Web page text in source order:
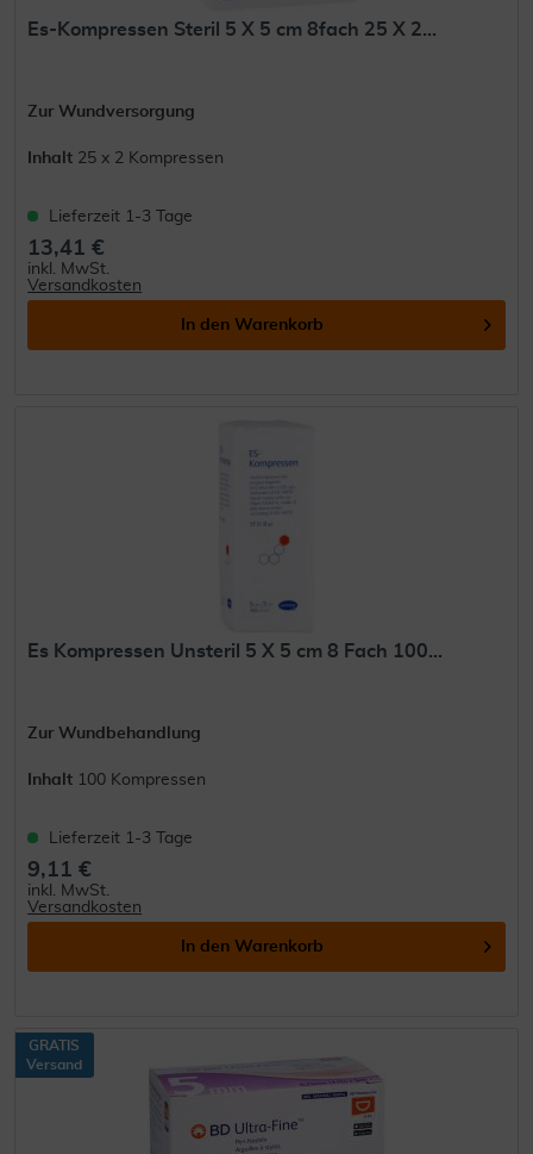
Es-Kompressen Steril 5 X 5 cm 8fach 25 X 2...
Zur Wundversorgung
Inhalt 25 x 2 Kompressen
Lieferzeit 1-3 Tage
13,41 €
inkl. MwSt.
Versandkosten
In den Warenkorb
Es Kompressen Unsteril 5 X 5 cm 8 Fach 100...
Zur Wundbehandlung
Inhalt 100 Kompressen
Lieferzeit 1-3 Tage
9,11 €
inkl. MwSt.
Versandkosten
In den Warenkorb
GRATIS
Versand